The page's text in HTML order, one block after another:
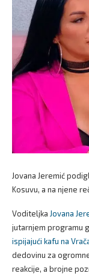
Jovana Jeremić
Kosuvu, a na njene
Voditeljka Jovana
jutarnjem programu
ispijajući kafu na
dedovinu za
reakcije, a brojne